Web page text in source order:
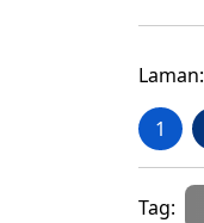
Laman:
1
Tag: